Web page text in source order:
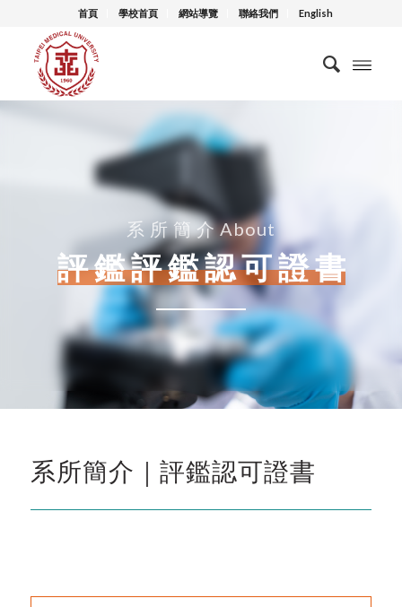
首頁 學校首頁 網站導覽 聯絡我們 English
系 所 簡 介 About
評 鑑 評 鑑 認 可 證 書
系所簡介｜評鑑認可證書